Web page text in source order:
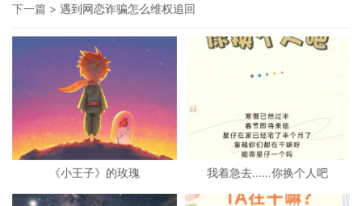
下一篇 > 遇到网恋诈骗怎么维权追回
《小王子》的玫瑰 我着急去……你换个人吧